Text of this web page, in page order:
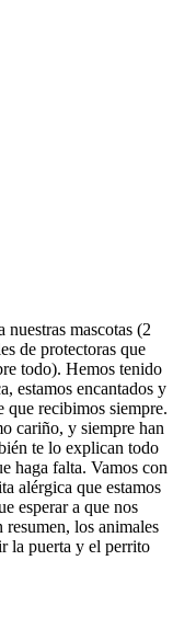
nuestras mascotas (2
de protectoras que
todo). Hemos tenido
estamos encantados y
que recibimos siempre.
cariño, y siempre han
te lo explican todo
haga falta. Vamos con
alérgica que estamos
esperar a que nos
resumen, los animales
la puerta y el perrito